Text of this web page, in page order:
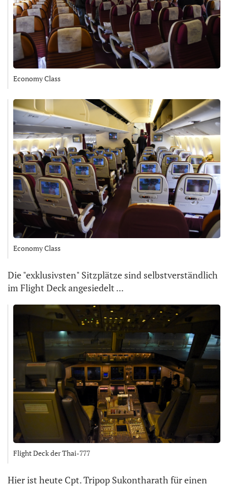
Economy Class
Economy Class
Die "exklusivsten" Sitzplätze sind selbstverständlich
im Flight Deck angesiedelt ...
Flight Deck der Thai-777
Hier ist heute Cpt. Tripop Sukontharath für einen